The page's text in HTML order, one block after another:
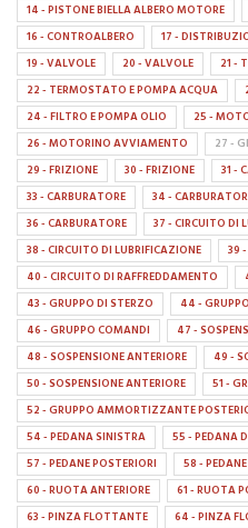
14 - PISTONE BIELLA ALBERO MOTORE
16 - CONTROALBERO
17 -
19 - VALVOLE
20 - VALVOLE
21 -
22 - TERMOSTATO E POMPA ACQUA
24 - FILTRO E POMPA OLIO
25 -
26 - MOTORINO AVVIAMENTO
27 -
29 - FRIZIONE
30 - FRIZIONE 31 -
33 - CARBURATORE
34 -
36 - CARBURATORE
37 - CIRCUITO DI
38 - CIRCUITO DI LUBRIFICAZIONE
39
40 - CIRCUITO DI RAFFREDDAMENTO
43 - GRUPPO DI STERZO
44 -
46 - GRUPPO COMANDI
47 -
48 - SOSPENSIONE ANTERIORE
49 -
50 - SOSPENSIONE ANTERIORE
51 -
52 - GRUPPO AMMORTIZZANTE
54 - PEDANA SINISTRA
55 - PEDANA
57 - PEDANE POSTERIORI
58 -
60 - RUOTA ANTERIORE
61 - RUOTA
63 - PINZA FLOTTANTE
64 - PINZA